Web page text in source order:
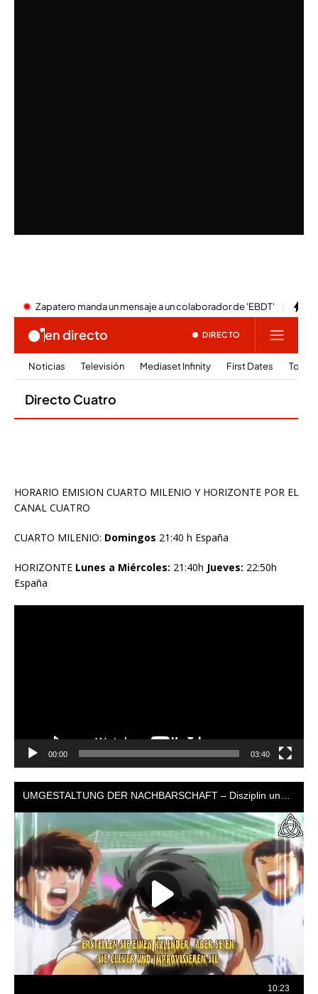
HORARIO EMISION CUARTO MILENIO Y HORIZONTE POR EL
CANAL CUATRO
CUARTO MILENIO: Domingos 21:40 h España
HORIZONTE Lunes a Miércoles: 21:40h Jueves: 22:50h
España
00:00 03:40